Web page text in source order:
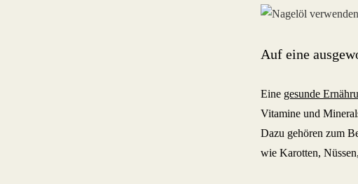
Auf eine
Eine gesunde
Vitamine und
Dazu gehören zum
wie Karotten,